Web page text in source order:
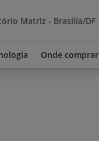
Matriz - Brasília/DF
Onde comprar